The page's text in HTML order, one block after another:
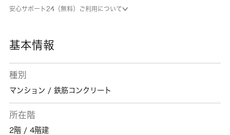
る必要がなくなります。清瀬市で新たな生活を
安心サポート24（無料）ご利用について
基本情報
種別
マンション / 鉄筋コンクリート
所在階
2階 / 4階建